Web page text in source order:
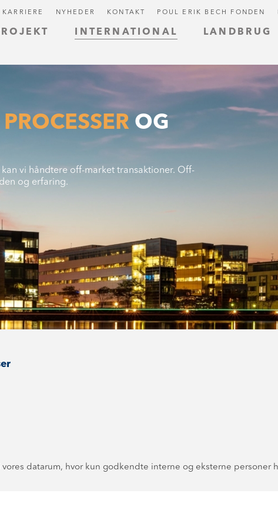
INTERNATIONAL LANDBRUG
KARRIERE NYHEDER KONTAKT POUL ERIK BECH FONDEN
OG
vi håndtere off-market transaktioner. Off-
og erfaring.
datarum, hvor kun godkendte interne og eksterne personer